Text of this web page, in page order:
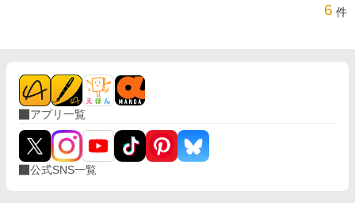
6 件
アプリ一覧
公式SNS一覧